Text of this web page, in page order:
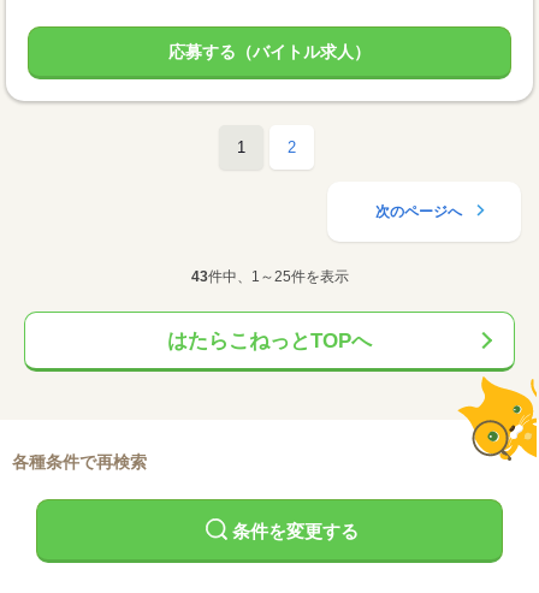
応募する（バイトル求人）
1 2
次のページへ
43件中、1～25件を表示
はたらこねっとTOPへ
各種条件で再検索
条件を変更する